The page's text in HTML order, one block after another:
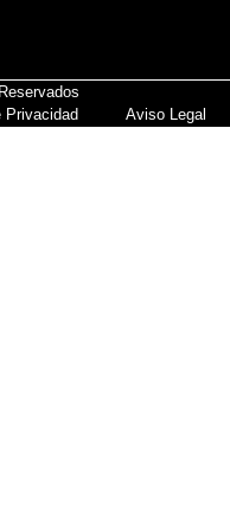
Privacidad
Aviso Legal